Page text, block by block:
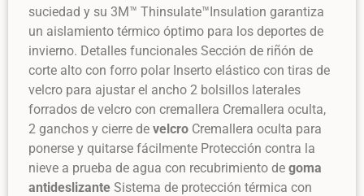
suciedad y su 3M™ Thinsulate™Insulation garantiza
un aislamiento térmico óptimo para los deportes de
invierno. Detalles funcionales Sección de riñón de
corte alto con forro polar Inserto elástico con tiras de
velcro para ajustar el ancho 2 bolsillos laterales
forrados de velcro con cremallera Cremallera oculta,
2 ganchos y cierre de velcro Cremallera oculta para
ponerse y quitarse fácilmente Protección contra la
nieve a prueba de agua con recubrimiento de goma
antideslizante Sistema de protección térmica con